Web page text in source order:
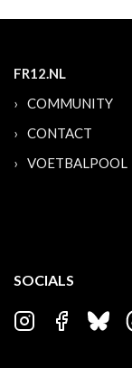
FR12.NL
COMMUNITY
CONTACT
VOETBALPOOL
SOCIALS